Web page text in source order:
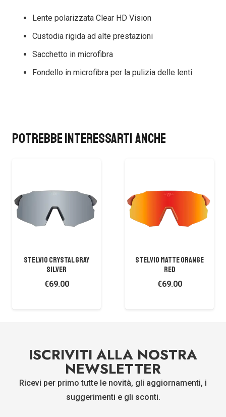
Lente polarizzata Clear HD Vision
Custodia rigida ad alte prestazioni
Sacchetto in microfibra
Fondello in microfibra per la pulizia delle lenti
Potrebbe interessarti anche
STELVIO CRYSTAL GRAY
SILVER
€69.00
STELVIO MATTE ORANGE
RED
€69.00
ISCRIVITI ALLA NOSTRA
NEWSLETTER
Ricevi per primo tutte le novità, gli aggiornamenti, i
suggerimenti e gli sconti.